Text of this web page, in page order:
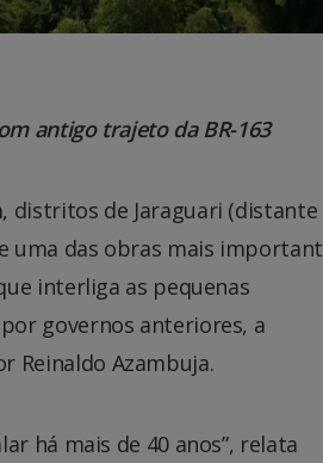
antigo trajeto da BR-163
distritos de Jaraguari (distante
uma das obras mais
interliga as pequenas
governos anteriores, a
Reinaldo Azambuja.
há mais de 40 anos”, relata